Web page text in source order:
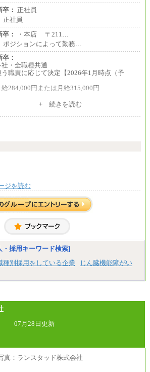
： 正社員
正社員
：
・本店 〒211…
ポジションによって勤務…
：
・全職種共通
責に応じて決定【2026年1月時点（予
円または月給315,000円
後早期から、自律的な業務遂行が求めら
担う方については、さらに高い金額を個別
加え、所定労働時間外に勤務をした場
間中も給与に変更はございません。
各社・全職種共通＞
万円以上～
間中の給与に変更はありません。
+ 続きを読む
ジを読む
・採用キーワード検索]
種別採用をしている企業
じん臓機能障がい
07月28日更新